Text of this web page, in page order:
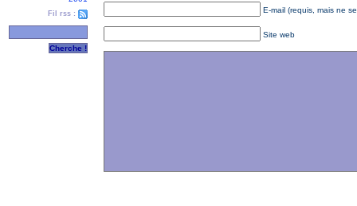
Fil rss : E-mail (requis, mais ne
Site web